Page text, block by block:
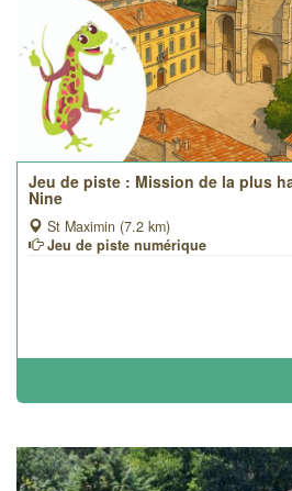
Jeu de piste : Mission de la plus
Nine
St Maximin (7.2 km)
Jeu de piste numérique